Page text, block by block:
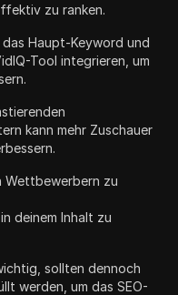
zu ranken.
Haupt-Keyword und
Tool integrieren, um
kann mehr Zuschauer
Wettbewerbern zu
deinem Inhalt zu
sollten dennoch
werden, um das SEO-